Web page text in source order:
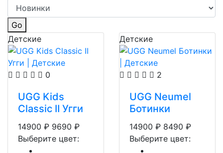
Go
Детские
0
UGG Kids
Classic II Угги
14900 ₽ 9690 ₽
Выберите цвет:
Детские
2
UGG Neumel
Ботинки
14900 ₽ 8490 ₽
Выберите цвет: